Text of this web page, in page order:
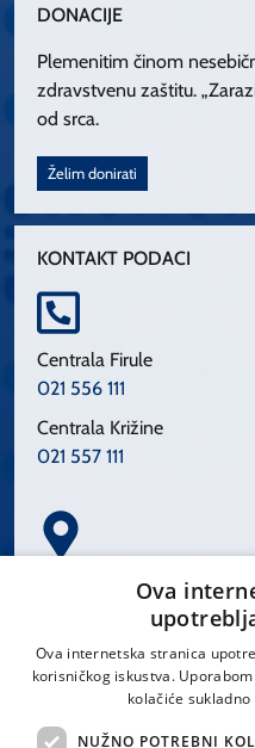
DONACIJE
Plemenitim činom
zdravstvenu zaštitu.
od srca.
Želim donirati
KONTAKT PODACI
Centrala Firule
021 556 111
Centrala Križine
021 557 111
Spinčićeva 1, 21000 Split
Ova
Ova internetska stranica
korisničkog iskustva.
kolačiće sukladno
NUŽNO POTREBNI